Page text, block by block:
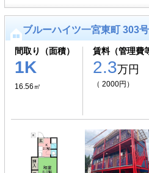
ブルーハイツ一宮東町 303
間取り（面積）
1K
16.56㎡
賃料（管理費
2.3万円
（ 2000円）